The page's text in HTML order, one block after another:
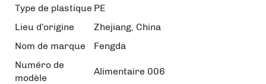
Type de plastique PE
Lieu d'origine
Zhejiang, China
Nom de marque
Fengda
Numéro de
modèle
Alimentaire 006